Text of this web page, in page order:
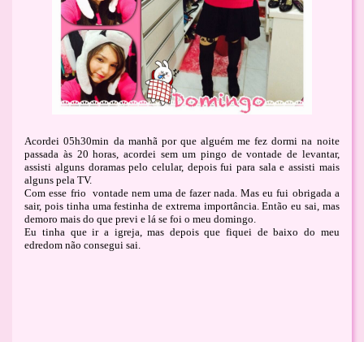
Acordei 05h30min da manhã por que alguém me fez dormi na noite
passada às 20 horas, acordei sem um pingo de vontade de levantar,
assisti alguns doramas pelo celular, depois fui para sala e assisti mais
alguns pela TV.
Com esse frio vontade nem uma de fazer nada. Mas eu fui obrigada a
sair, pois tinha uma festinha de extrema importância. Então eu sai, mas
demoro mais do que previ e lá se foi o meu domingo.
Eu tinha que ir a igreja, mas depois que fiquei de baixo do meu
edredom não consegui sai.